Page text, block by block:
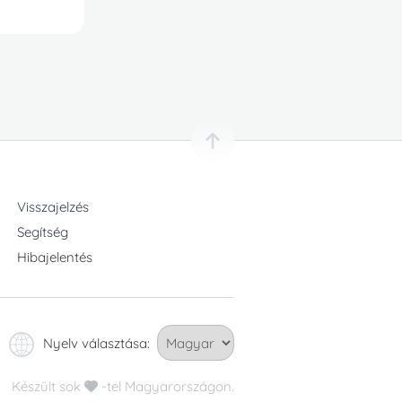
Visszajelzés
Segítség
Hibajelentés
Készült sok -tel Magyarországon.
Nyelv választása: